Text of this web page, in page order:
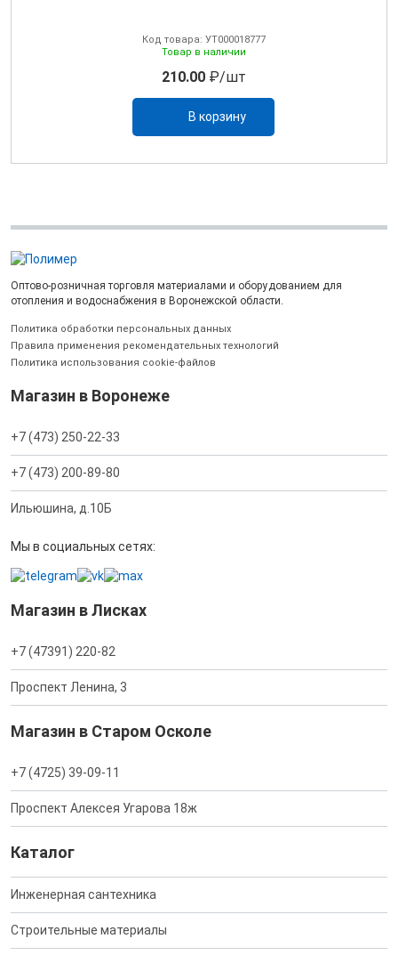
Код товара: УТ000018777
Товар в наличии
210.00₽/шт
В корзину
Оптово-розничная торговля материалами и оборудованием для
отопления и водоснабжения в Воронежской области.
Политика обработки персональных данных
Правила применения рекомендательных технологий
Политика использования cookie-файлов
Магазин в Воронеже
+7 (473) 250-22-33
+7 (473) 200-89-80
Ильюшина, д.10Б
Мы в социальных сетях:
Магазин в Лисках
+7 (47391) 220-82
Проспект Ленина, 3
Магазин в Старом Осколе
+7 (4725) 39-09-11
Проспект Алексея Угарова 18ж
Каталог
Инженерная сантехника
Строительные материалы